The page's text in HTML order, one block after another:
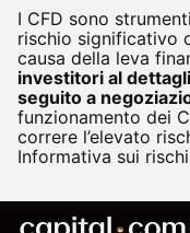
I CFD sono
rischio significativo
causa della leva
investitori al
seguito a
funzionamento dei
correre l’elevato
Informativa sui